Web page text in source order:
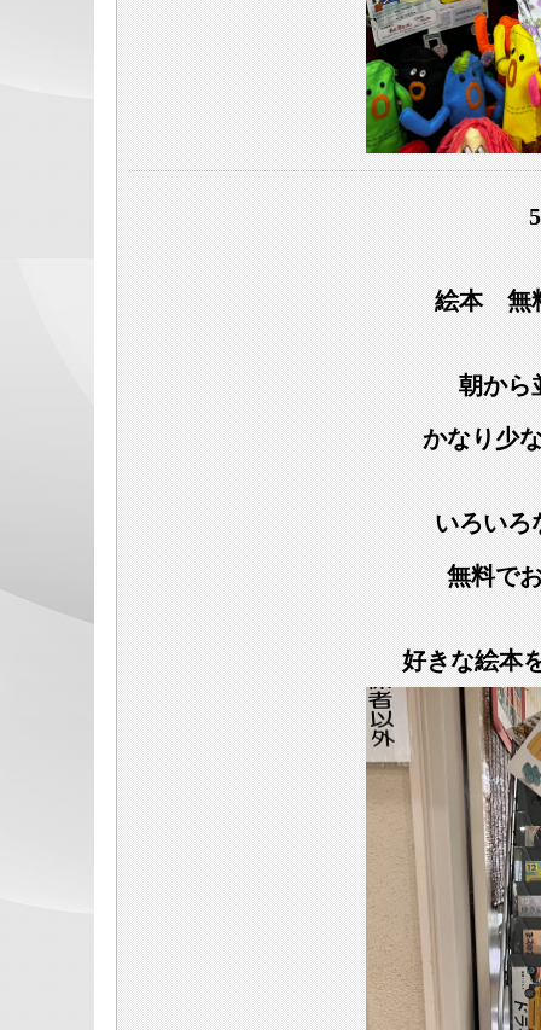
絵本 無
朝から
かなり少
いろいろ
無料で
好きな絵本